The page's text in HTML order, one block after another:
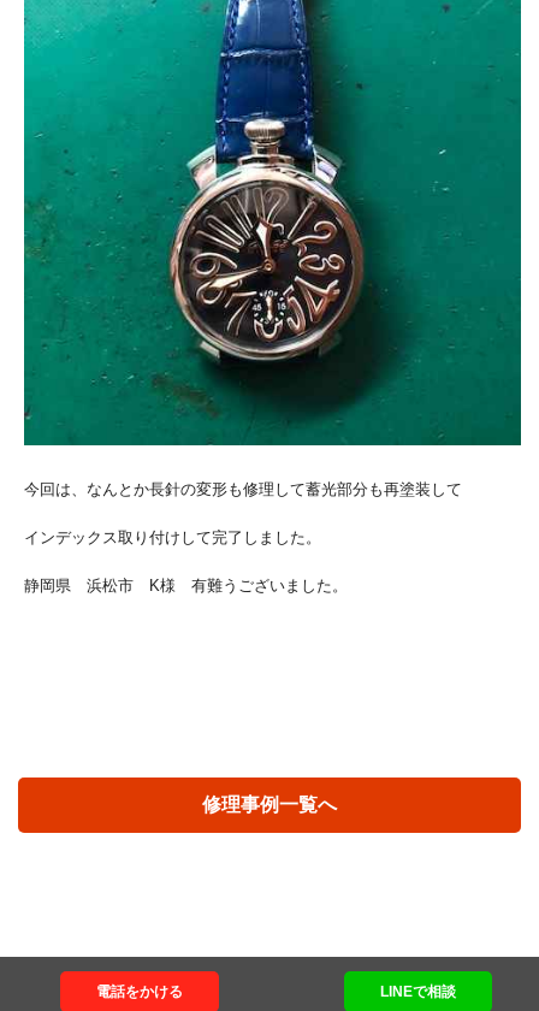
今回は、なんとか長針の変形も修理して蓄光部分も再塗装して
インデックス取り付けして完了しました。
静岡県 浜松市 K様 有難うございました。
修理事例一覧へ
電話をかける LINEで相談